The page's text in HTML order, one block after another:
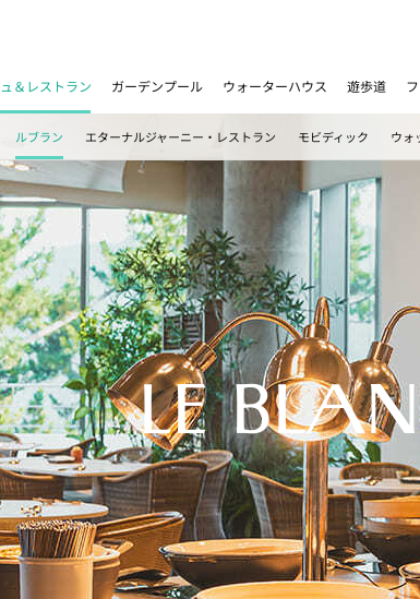
＆レストラン ガーデンプール ウォーターハウス 遊歩道
ルブラン エターナルジャーニー・レストラン モビディック ウォ
LE